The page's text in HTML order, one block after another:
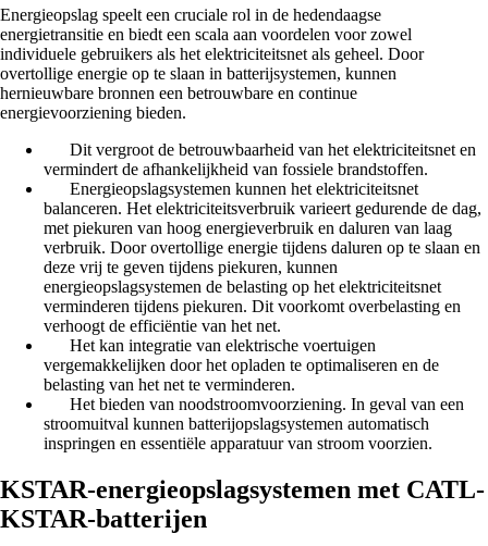
Energieopslag speelt een cruciale rol in de hedendaagse
energietransitie en biedt een scala aan voordelen voor zowel
individuele gebruikers als het elektriciteitsnet als geheel. Door
overtollige energie op te slaan in batterijsystemen, kunnen
hernieuwbare bronnen een betrouwbare en continue
energievoorziening bieden.
Dit vergroot de betrouwbaarheid van het elektriciteitsnet en
vermindert de afhankelijkheid van fossiele brandstoffen.
Energieopslagsystemen kunnen het elektriciteitsnet
balanceren. Het elektriciteitsverbruik varieert gedurende de dag,
met piekuren van hoog energieverbruik en daluren van laag
verbruik. Door overtollige energie tijdens daluren op te slaan en
deze vrij te geven tijdens piekuren, kunnen
energieopslagsystemen de belasting op het elektriciteitsnet
verminderen tijdens piekuren. Dit voorkomt overbelasting en
verhoogt de efficiëntie van het net.
Het kan integratie van elektrische voertuigen
vergemakkelijken door het opladen te optimaliseren en de
belasting van het net te verminderen.
Het bieden van noodstroomvoorziening. In geval van een
stroomuitval kunnen batterijopslagsystemen automatisch
inspringen en essentiële apparatuur van stroom voorzien.
KSTAR-energieopslagsystemen met CATL-
KSTAR-batterijen